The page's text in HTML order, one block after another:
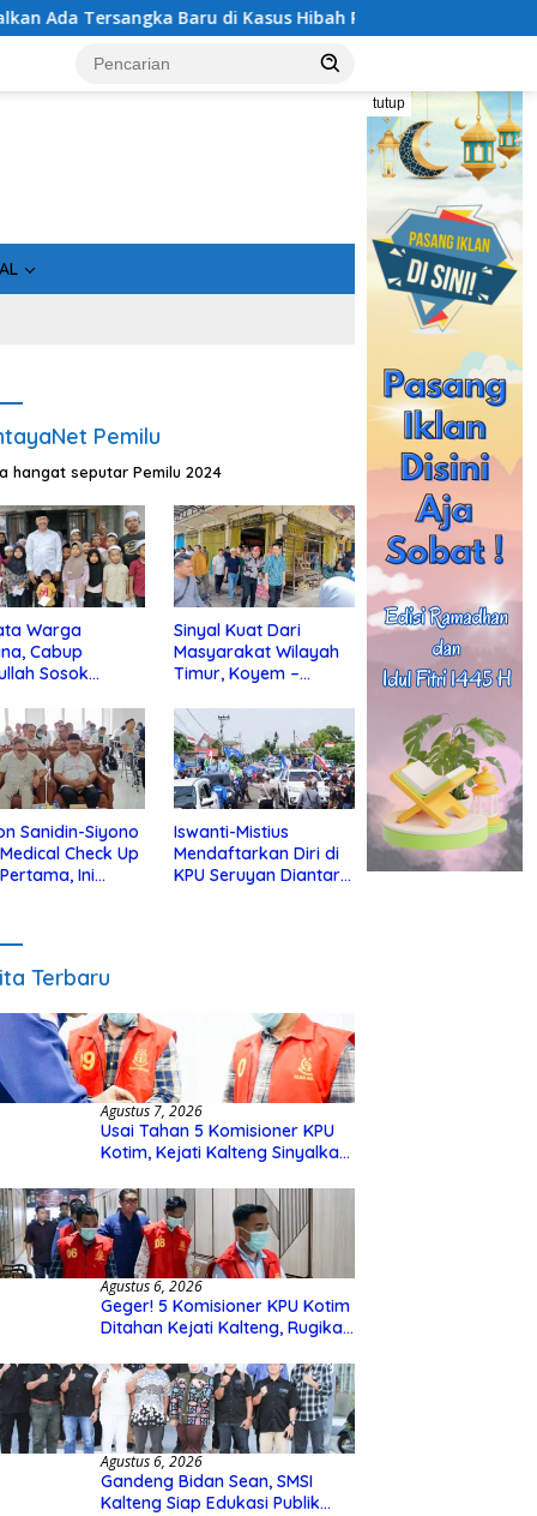
Baru di Kasus Hibah Rp40 Miliar
tutup
Pemilu
hangat seputar Pemilu 2024
Warga
Cabup
Sosok
Sinyal Kuat Dari
Masyarakat Wilayah
Timur, Koyem –
di Kotim
Sanidin-Siyono
Check Up
Ini
Iswanti-Mistius
Mendaftarkan Diri di
KPU Seruyan Diantar
Terbaru
Agustus 7, 2026
Usai Tahan 5 Komisioner KPU
Kotim, Kejati Kalteng Sinyalkan
Hibah Rp40 Miliar
Agustus 6, 2026
Geger! 5 Komisioner KPU Kotim
Ditahan Kejati Kalteng, Rugikan
Hibah Rp40 Miliar
Agustus 6, 2026
Gandeng Bidan Sean, SMSI
Kalteng Siap Edukasi Publik